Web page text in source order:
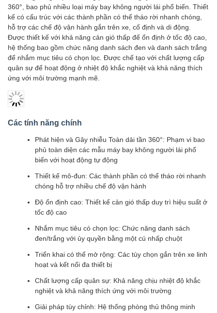
360°, bao phủ nhiều loại máy bay không người lái phổ biến. Thiết
kế có cấu trúc với các thành phần có thể tháo rời nhanh chóng,
hỗ trợ các chế độ vận hành gắn trên xe, cố định và di động.
Được thiết kế với khả năng cản gió thấp để ổn định ở tốc độ cao,
hệ thống bao gồm chức năng danh sách đen và danh sách trắng
để nhắm mục tiêu có chọn lọc. Được chế tạo với chất lượng cấp
quân sự để hoạt động ở nhiệt độ khắc nghiệt và khả năng thích
ứng với môi trường mạnh mẽ.
Các tính năng chính
Phát hiện và Gây nhiễu Toàn dải tần 360°: Phạm vi bao
phủ toàn diện các mẫu máy bay không người lái phổ
biến với hoạt động tự động
Thiết kế mô-đun: Các thành phần có thể tháo rời nhanh
chóng hỗ trợ nhiều chế độ vận hành
Độ ổn định cao: Thiết kế cản gió thấp duy trì hiệu suất ở
tốc độ cao
Nhắm mục tiêu có chọn lọc: Chức năng danh sách
đen/trắng với ủy quyền bằng một cú nhấp chuột
Triển khai có thể mở rộng: Các tùy chọn gắn trên xe linh
hoạt và kết nối đa thiết bị
Chất lượng cấp quân sự: Khả năng chịu nhiệt độ khắc
nghiệt và khả năng thích ứng với môi trường
Giải pháp tùy chỉnh: Hệ thống phòng thủ thông minh